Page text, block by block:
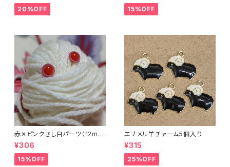
20%OFF 15%OFF
赤✕ピンクさし目パーツ（12m
m）（4個セット）
¥306
15%OFF
エナメル羊チャーム5個入り
¥315
25%OFF